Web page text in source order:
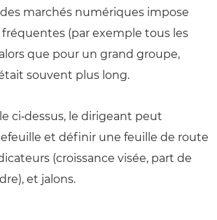
marchés numériques impose
fréquentes (par exemple tous les
alors que pour un grand groupe,
était souvent plus long.
ci‑dessus, le dirigeant peut
et définir une feuille de route
(croissance visée, part de
et jalons.